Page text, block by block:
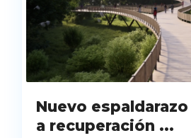
Nuevo
a recuperación ...